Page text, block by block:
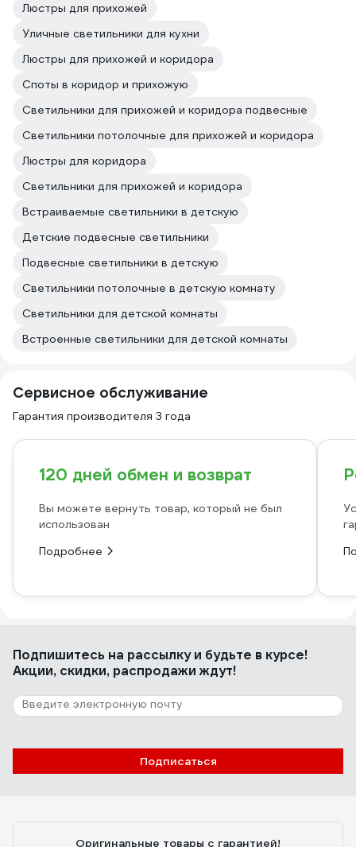
Люстры для прихожей
Уличные светильники для кухни
Люстры для прихожей и коридора
Споты в коридор и прихожую
Светильники для прихожей и коридора подвесные
Светильники потолочные для прихожей и коридора
Люстры для коридора
Светильники для прихожей и коридора
Встраиваемые светильники в детскую
Детские подвесные светильники
Подвесные светильники в детскую
Светильники потолочные в детскую комнату
Светильники для детской комнаты
Встроенные светильники для детской комнаты
Сервисное обслуживание
Гарантия производителя 3 года
120 дней обмен и возврат
Вы можете вернуть товар, который не был
использован
Подробнее
Подпишитесь на рассылкуи будьте в курсе!
Акции, скидки, распродажи ждут!
Подписаться
Оригинальные товары с гарантией!